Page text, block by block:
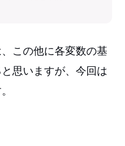
この他に各変数の基
思いますが、今回は